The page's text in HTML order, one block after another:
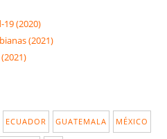
19 (2020)
(2021)
ECUADOR GUATEMALA MÉXICO